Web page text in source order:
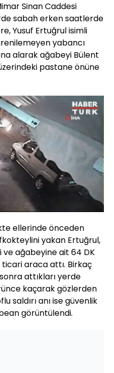
Sinan Caddesi
sabah erken saatlerde
Yusuf Ertuğrul isimli
yabancı
alarak ağabeyi Bülent
pastane önüne
Hızı
ellerinde önceden
yakan Ertuğrul,
ve ağabeyine ait 64 DK
araca attı. Birkaç
attıkları yerde
kaçarak gözlerden
saldırı anı ise güvenlik
görüntülendi.